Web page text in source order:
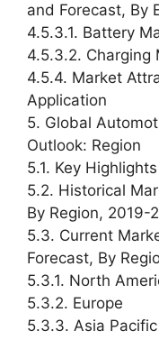
and Forecast, By
4.5.3.1. Battery
4.5.3.2. Charging
4.5.4. Market
Application
5. Global
Outlook: Region
5.1. Key Highlights
5.2. Historical
By Region, 2019-
5.3. Current
Forecast, By
5.3.1. North
5.3.2. Europe
5.3.3. Asia Pacific